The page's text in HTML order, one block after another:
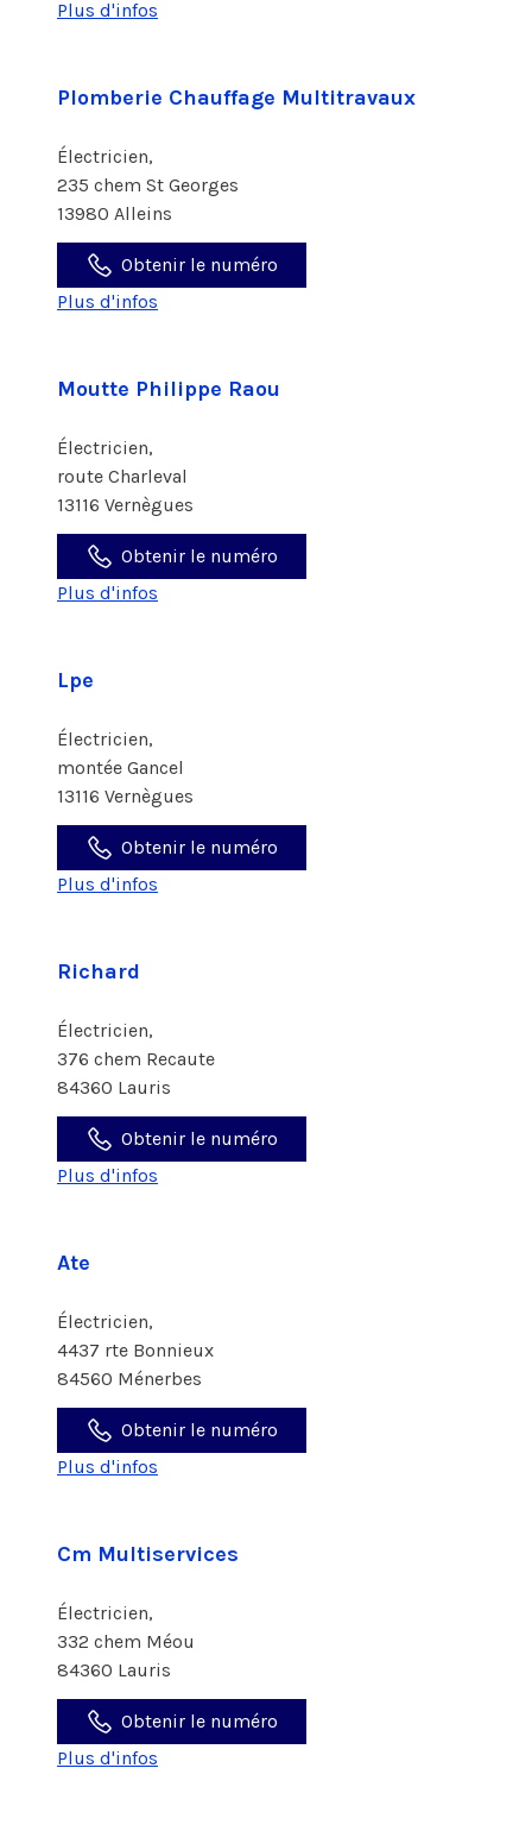
Plus d'infos
Plomberie Chauffage Multitravaux
Électricien,
235 chem St Georges
13980 Alleins
Obtenir le numéro
Plus d'infos
Moutte Philippe Raou
Électricien,
route Charleval
13116 Vernègues
Obtenir le numéro
Plus d'infos
Lpe
Électricien,
montée Gancel
13116 Vernègues
Obtenir le numéro
Plus d'infos
Richard
Électricien,
376 chem Recaute
84360 Lauris
Obtenir le numéro
Plus d'infos
Ate
Électricien,
4437 rte Bonnieux
84560 Ménerbes
Obtenir le numéro
Plus d'infos
Cm Multiservices
Électricien,
332 chem Méou
84360 Lauris
Obtenir le numéro
Plus d'infos